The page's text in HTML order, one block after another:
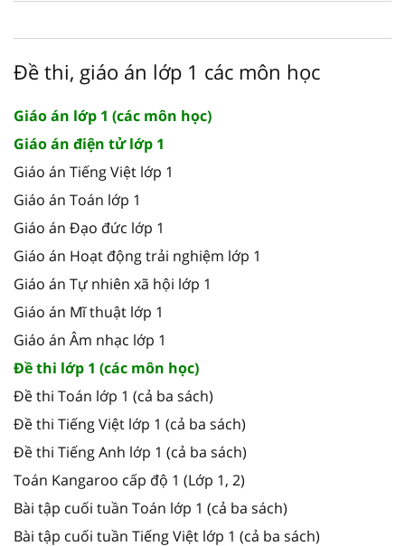
Đề thi, giáo án lớp 1 các môn học
Giáo án lớp 1 (các môn học)
Giáo án điện tử lớp 1
Giáo án Tiếng Việt lớp 1
Giáo án Toán lớp 1
Giáo án Đạo đức lớp 1
Giáo án Hoạt động trải nghiệm lớp 1
Giáo án Tự nhiên xã hội lớp 1
Giáo án Mĩ thuật lớp 1
Giáo án Âm nhạc lớp 1
Đề thi lớp 1 (các môn học)
Đề thi Toán lớp 1 (cả ba sách)
Đề thi Tiếng Việt lớp 1 (cả ba sách)
Đề thi Tiếng Anh lớp 1 (cả ba sách)
Toán Kangaroo cấp độ 1 (Lớp 1, 2)
Bài tập cuối tuần Toán lớp 1 (cả ba sách)
Bài tập cuối tuần Tiếng Việt lớp 1 (cả ba sách)